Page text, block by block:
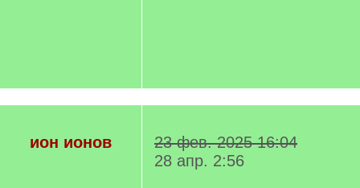
ион ионов
23 фев. 2025 16:04
28 апр. 2:56